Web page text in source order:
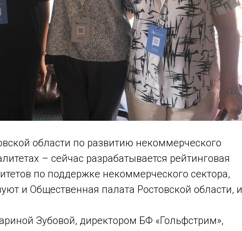
области по развитию некоммерческого
– сейчас разрабатывается рейтинговая
по поддержке некоммерческого сектора,
и Общественная палата Ростовской области, и
Зубовой, директором БФ «Гольфстрим»,